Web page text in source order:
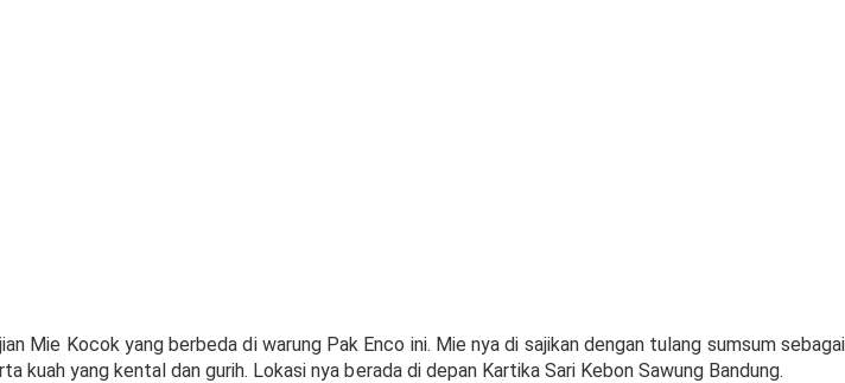
Mie Kocok yang berbeda di warung Pak Enco ini. Mie nya di sajikan dengan tulang sumsum sebagai
yang kental dan gurih. Lokasi nya berada di depan Kartika Sari Kebon Sawung Bandung.